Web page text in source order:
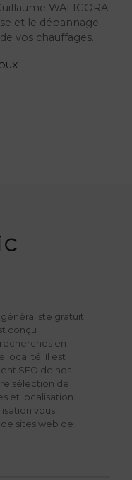
WALIGORA
et le dépannage
vos chauffages.
gratuit
conçu
en
localité. Il est
SEO de nos
sélection de
et localisation.
vous
sites web de